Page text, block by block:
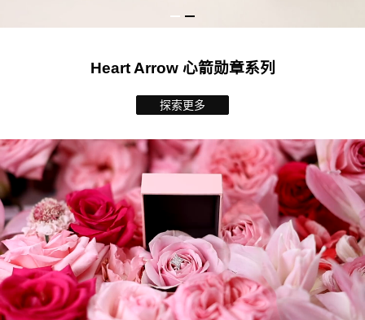
ASTERISM 星芒幻境系列
探索更多